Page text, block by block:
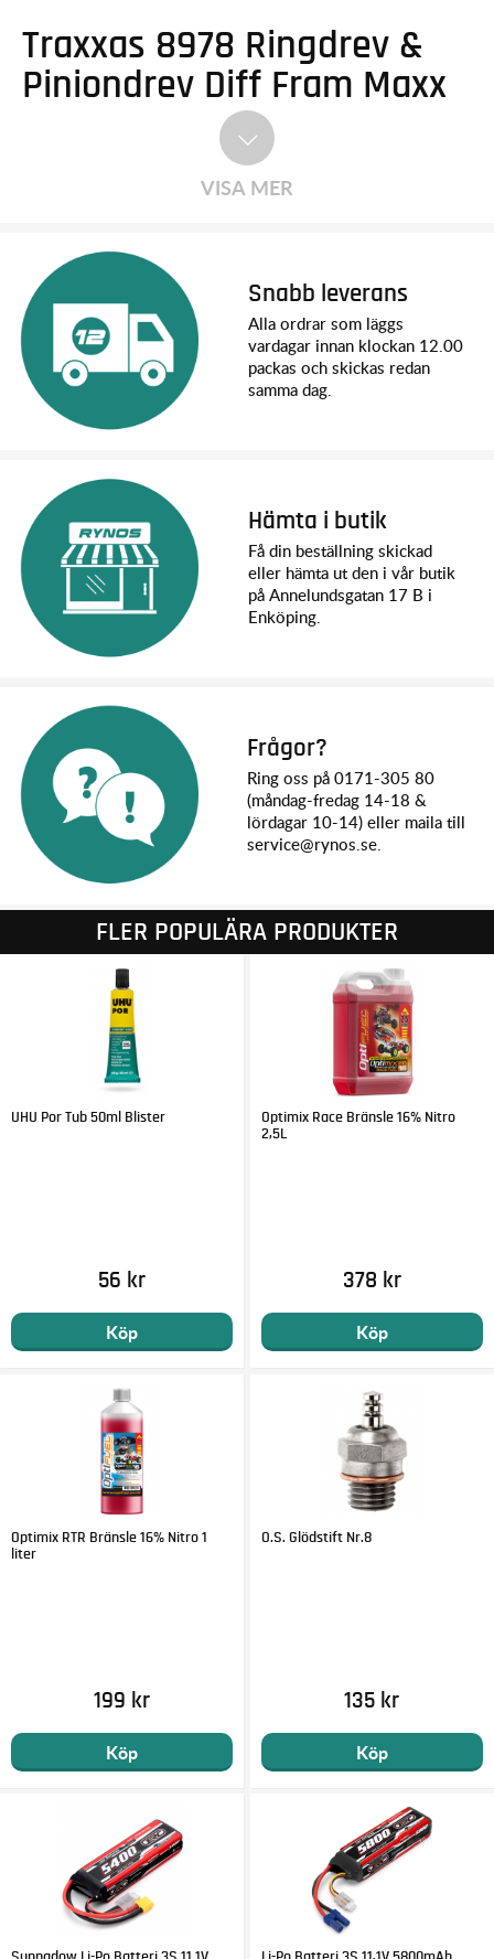
Traxxas 8978 Ringdrev &
Piniondrev Diff Fram Maxx
VISA MER
Snabb leverans
Alla ordrar som läggs
vardagar innan klockan 12.00
packas och skickas redan
samma dag.
Hämta i butik
Få din beställning skickad
eller hämta ut den i vår butik
på Annelundsgatan 17 B i
Enköping.
Frågor?
Ring oss på 0171-305 80
(måndag-fredag 14-18 &
lördagar 10-14) eller maila till
service@rynos.se.
FLER POPULÄRA PRODUKTER
UHU Por Tub 50ml Blister
56 kr
Köp
Optimix Race Bränsle 16% Nitro
2,5L
378 kr
Köp
Optimix RTR Bränsle 16% Nitro 1
liter
199 kr
Köp
O.S. Glödstift Nr.8
135 kr
Köp